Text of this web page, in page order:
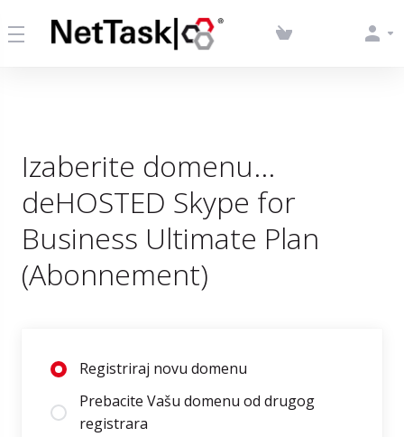
Izaberite domenu...
deHOSTED Skype for
Business Ultimate Plan
(Abonnement)
Registriraj novu domenu
Prebacite Vašu domenu od drugog
registrara